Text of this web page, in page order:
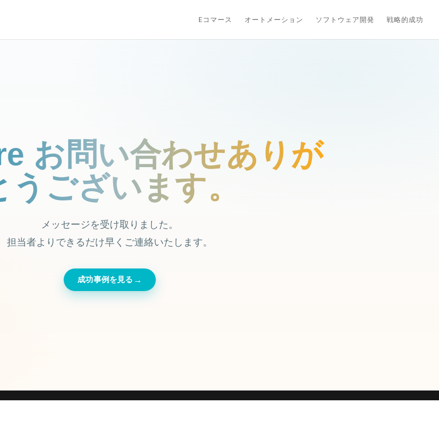
Eコマース オートメーション ソフトウェア開発 戦略的成功
お問い合わせありが
うございます。
メッセージを受け取りました。
担当者よりできるだけ早くご連絡いたします。
成功事例を見る →